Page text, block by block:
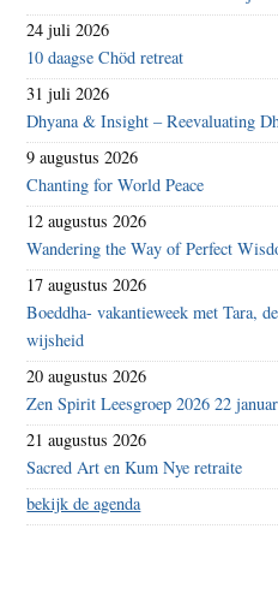
24 juli 2026
10 daagse Chöd retreat
31 juli 2026
Dhyana & Insight – Reevaluating
9 augustus 2026
Chanting for World Peace
12 augustus 2026
Wandering the Way of Perfect
17 augustus 2026
Boeddha- vakantieweek met Tara,
wijsheid
20 augustus 2026
Zen Spirit Leesgroep 2026 22
21 augustus 2026
Sacred Art en Kum Nye retraite
bekijk de agenda